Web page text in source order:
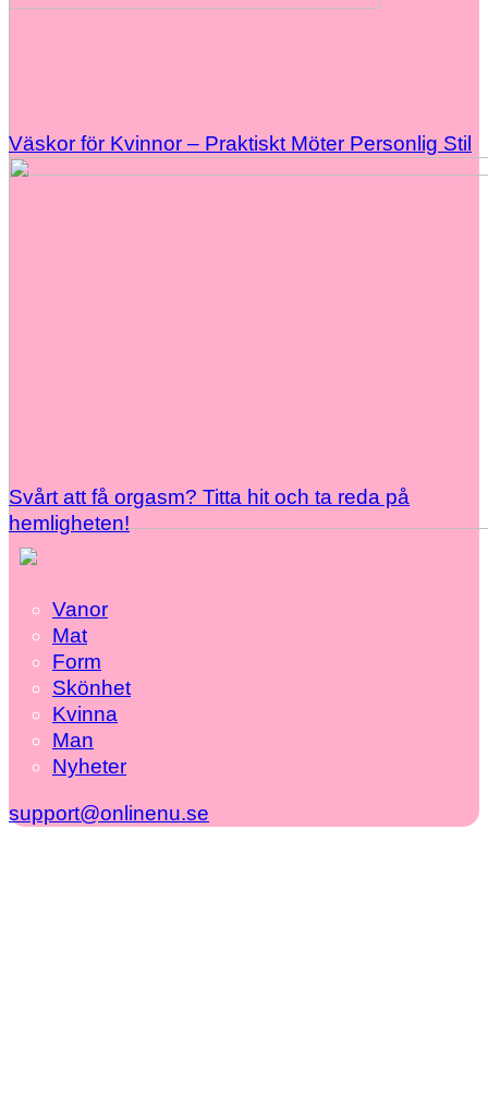
Väskor för Kvinnor – Praktiskt Möter Personlig Stil
Svårt att få orgasm? Titta hit och ta reda på
hemligheten!
Vanor
Mat
Form
Skönhet
Kvinna
Man
Nyheter
support@onlinenu.se